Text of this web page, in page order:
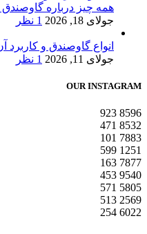
همه چیز درباره
جولای 18, 2026
1 نظر
انواع گاوصندق و کاربرد
جولای 11, 2026
1 نظر
OUR INSTAGRAM
8596
923
8532
471
7883
101
1251
599
7877
163
9540
453
5805
571
2569
513
6022
254